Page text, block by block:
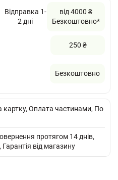
Відправка 1-
2 дні
від 4000 ₴
Безкоштовно*
250 ₴
Безкоштовно
картку, Оплата частинами, По
протягом 14 днів,
від магазину